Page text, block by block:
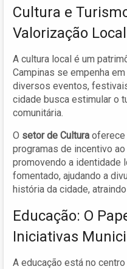
Cultura e
Valorização Local
A cultura local é um
Campinas se empenha
diversos eventos,
cidade busca estimular o
comunitária.
O setor de Cultura oferece
programas de incentivo
promovendo a identidade
fomentado, ajudando a
história da cidade,
Educação: O
Iniciativas
A educação está no